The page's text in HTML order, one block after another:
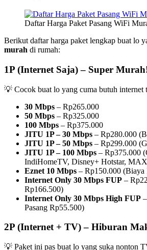
Daftar Harga Paket Pasang WiFi
Berikut daftar harga paket lengkap buat lo
murah di rumah:
1P (Internet Saja) – Super
💡 Cocok buat lo yang cuma butuh internet
30 Mbps – Rp265.000
50 Mbps – Rp325.000
100 Mbps – Rp375.000
JITU 1P – 30 Mbps – Rp280.000
JITU 1P – 50 Mbps – Rp299.000
JITU 1P – 100 Mbps – Rp375.000
IndiHomeTV, Disney+ Hotstar,
Eznet 10 Mbps – Rp150.000 (Biaya
Internet Only 30 Mbps FUP –
Rp166.500)
Internet Only 30 Mbps High FUP
Pasang Rp55.500)
2P (Internet + TV) – Hiburan
💡 Paket ini pas buat lo yang suka nonton